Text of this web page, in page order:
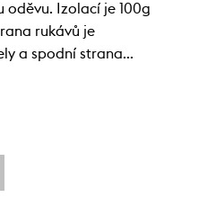
oděvu. Izolací je 100g
rukávů je
a spodní strana…